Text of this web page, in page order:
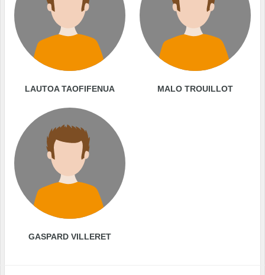
LAUTOA TAOFIFENUA MALO TROUILLOT
GASPARD VILLERET